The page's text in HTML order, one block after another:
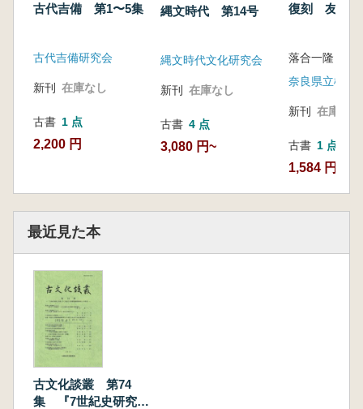
古代吉備 第1〜5集
古代吉備研究会
新刊 在庫なし
古書 1 点
2,200 円
縄文時代 第14号
縄文時代文化研究会
新刊 在庫なし
古書 4 点
3,080 円~
復刻 友史会
落合一隆 編
新刊 在庫なし
古書 1 点
1,584 円
最近見た本
古文化談叢 第74
集 『7世紀史研究』